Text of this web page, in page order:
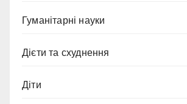
Гуманітарні науки
Дієти та схуднення
Діти